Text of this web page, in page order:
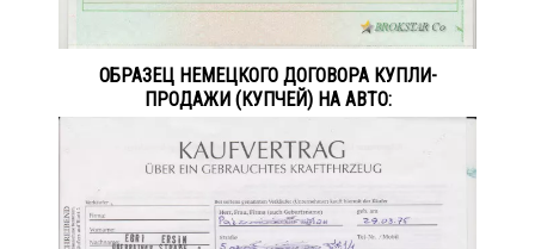
ОБРАЗЕЦ НЕМЕЦКОГО ДОГОВОРА КУПЛИ-
ПРОДАЖИ (КУПЧЕЙ) НА АВТО: